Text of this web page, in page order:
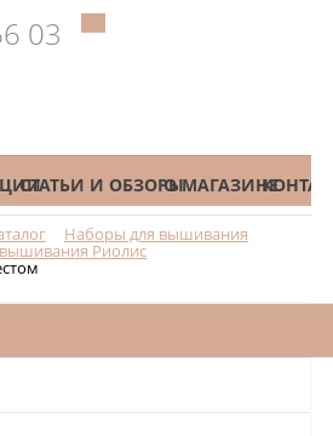
03
СТАТЬИ И ОБЗОРЫО МАГАЗИНЕ
Наборы для вышивания
Риолис